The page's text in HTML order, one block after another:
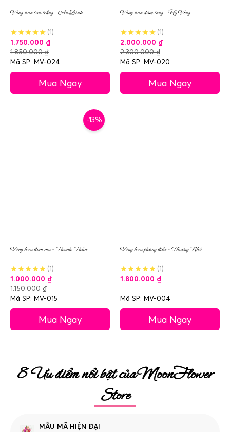
Vòng hoa lan trắng – An Bình
(1)
1.750.000 ₫
1.850.000₫
Mã SP: MV-024
Mua Ngay
Vòng hoa đám tang – Hy Vọng
(1)
2.000.000 ₫
2.300.000₫
Mã SP: MV-020
Mua Ngay
-13%
Vòng hoa đám ma – Thanh Thản
(1)
1.000.000 ₫
1.150.000₫
Mã SP: MV-015
Mua Ngay
Vòng hoa phúng điếu – Thương Nhớ
(1)
1.800.000 ₫
Mã SP: MV-004
Mua Ngay
8 Ưu điểm nổi bật của MoonFlower
Store
MẪU MÃ HIỆN ĐẠI